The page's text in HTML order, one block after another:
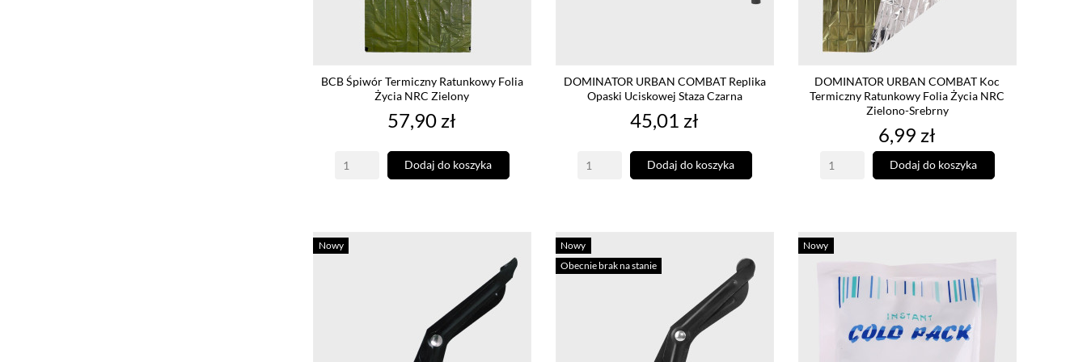
BCB Śpiwór Termiczny Ratunkowy Folia
Życia NRC Zielony
Cena
57,90 zł
Dodaj do koszyka
DOMINATOR URBAN COMBAT Replika
Opaski Uciskowej Staza Czarna
Cena
45,01 zł
Dodaj do koszyka
DOMINATOR URBAN COMBAT Koc
Termiczny Ratunkowy Folia Życia NRC
Zielono-Srebrny
Cena
6,99 zł
Dodaj do koszyka
Nowy
Nowy
Obecnie brak na stanie
Nowy